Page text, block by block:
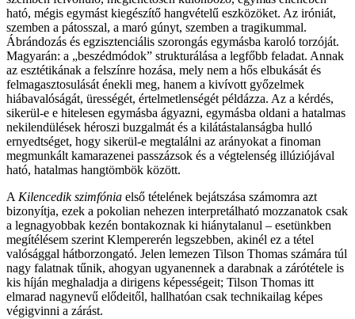
ható, mégis egymást kiegészítő hangvételű eszközöket. Az iróniát,
szemben a pátosszal, a maró gúnyt, szemben a tragikummal.
Ábrándozás és egzisztenciális szorongás egymásba karoló torzóját.
Magyarán: a „beszédmódok” strukturálása a legfőbb feladat. Annak
az esztétikának a felszínre hozása, mely nem a hős elbukását és
felmagasztosulását énekli meg, hanem a kivívott győzelmek
hiábavalóságát, ürességét, értelmetlenségét példázza. Az a kérdés,
sikerül-e e hitelesen egymásba ágyazni, egymásba oldani a hatalmas
nekilendülések héroszi buzgalmát és a kilátástalanságba hulló
ernyedtséget, hogy sikerül-e megtalálni az arányokat a finoman
megmunkált kamarazenei passzázsok és a végtelenség illúziójával
ható, hatalmas hangtömbök között.
AKilencedik szimfónia első tételének bejátszása számomra azt
bizonyítja, ezek a pokolian nehezen interpretálható mozzanatok csak
a legnagyobbak kezén bontakoznak ki hiánytalanul – esetünkben
megítélésem szerint Klempererén legszebben, akinél ez a tétel
valósággal hátborzongató. Jelen lemezen Tilson Thomas számára túl
nagy falatnak tűnik, ahogyan ugyanennek a darabnak a zárótétele is
kis híján meghaladja a dirigens képességeit; Tilson Thomas itt
elmarad nagynevű elődeitől, hallhatóan csak technikailag képes
végigvinni a zárást.